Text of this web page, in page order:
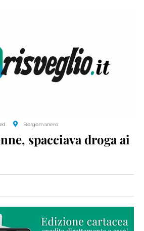
Borgomanero
spacciava droga ai